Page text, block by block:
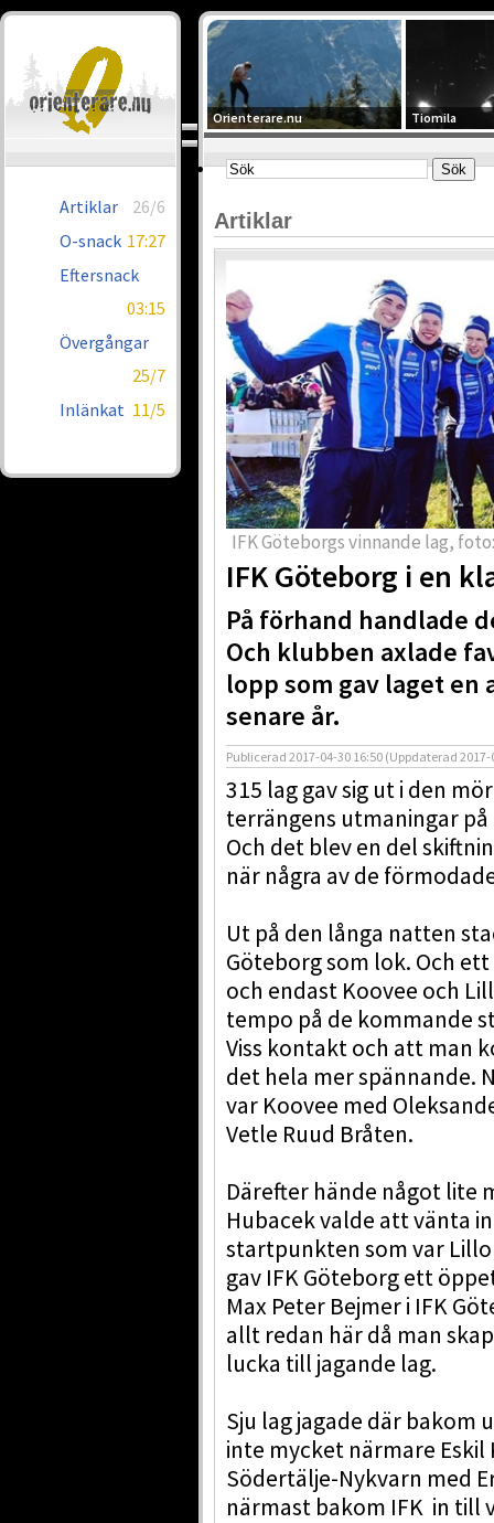
Artiklar
26/6
O-snack 17:27
Eftersnack
03:15
Övergångar
25/7
Inlänkat 11/5
Orienterare.nu Tiomila
Artiklar
IFK Göteborgs vinnande lag,
IFK Göteborg i en
På förhand handlade
Och klubben axlade
lopp som gav laget en
senare år.
Publicerad 2017-04-30 16:50 (Uppdaterad 2017-
315 lag gav sig ut i den
terrängens utmaningar
Och det blev en del
när några av de
Ut på den långa natten
Göteborg som lok. Och
och endast Koovee och
tempo på de kommande
Viss kontakt och att man
det hela mer spännande.
var Koovee med
Vetle Ruud Bråten.
Därefter hände något lite
Hubacek valde att vänta
startpunkten som var
gav IFK Göteborg ett
Max Peter Bejmer i IFK
allt redan här då man
lucka till jagande lag.
Sju lag jagade där bakom
inte mycket närmare
Södertälje-Nykvarn med
närmast bakom IFK in till